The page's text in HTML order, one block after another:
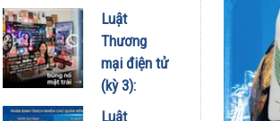
những
động lực
phát triển
mới từ
chính lợi
Luật
Thương
mại điện tử
(kỳ 3):
Chuẩn hóa
Luật